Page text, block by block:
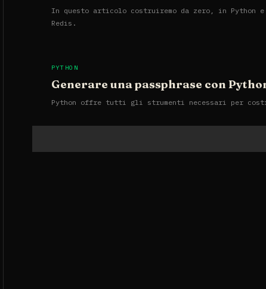
In questo articolo costruiremo da zero, in Python
Redis.
PYTHON
Generare una passphrase con
Python offre tutti gli strumenti necessari per